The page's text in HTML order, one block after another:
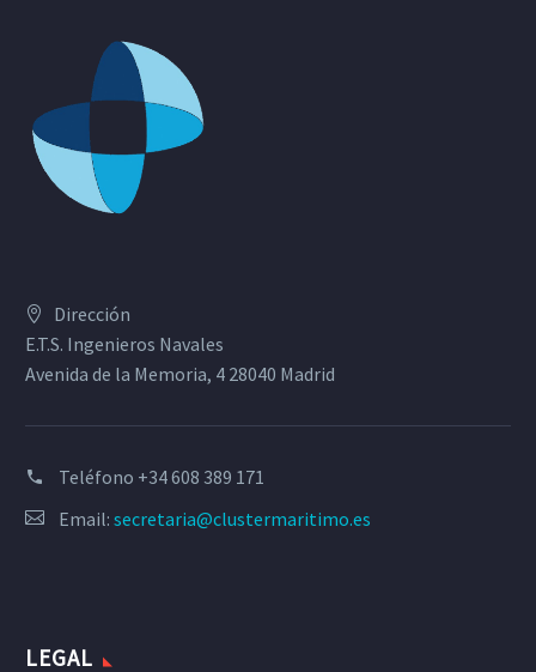
Dirección
E.T.S. Ingenieros Navales
Avenida de la Memoria, 4 28040 Madrid
Teléfono +34 608 389 171
Email: secretaria@clustermaritimo.es
LEGAL